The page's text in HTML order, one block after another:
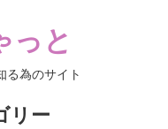
っと
る為のサイト
リー